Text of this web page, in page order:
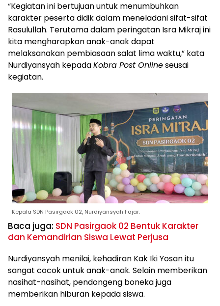
“Kegiatan ini bertujuan untuk menumbuhkan
karakter peserta didik dalam meneladani sifat-sifat
Rasulullah. Terutama dalam peringatan Isra Mikraj ini
kita mengharapkan anak-anak dapat
melaksanakan pembiasaan salat lima waktu,” kata
Nurdiyansyah kepadaKobra Post Onlineseusai
kegiatan.
Kepala SDN Pasirgaok 02, Nurdiyansyah Fajar.
Baca juga: SDN Pasirgaok 02 Bentuk Karakter
dan Kemandirian Siswa Lewat Perjusa
Nurdiyansyah menilai, kehadiran Kak Iki Yosan itu
sangat cocok untuk anak-anak. Selain memberikan
nasihat-nasihat, pendongeng boneka juga
memberikan hiburan kepada siswa.